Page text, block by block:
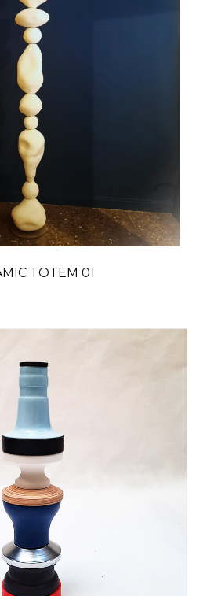
TOTEM 01